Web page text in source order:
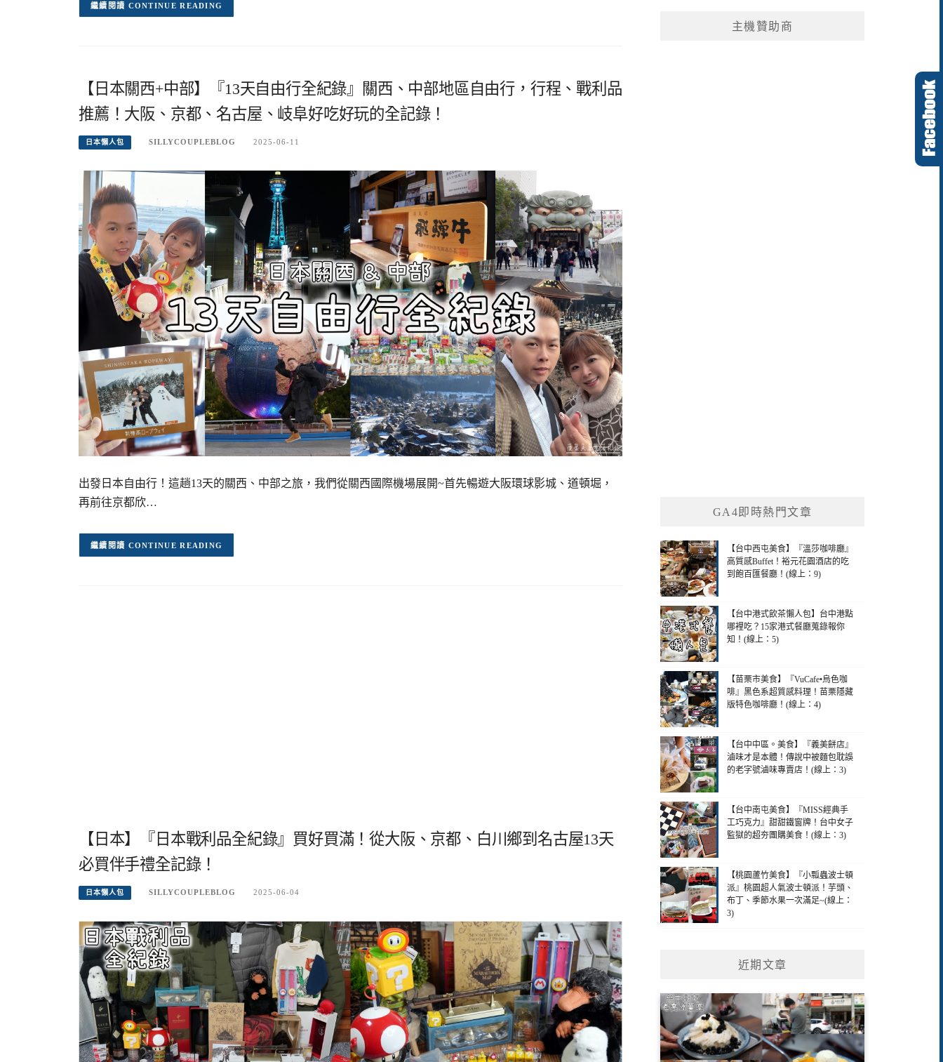
CONTINUE READING
【日本關西+中部】『13天自由行全紀錄』關西、中部地區自由行，行程、戰利品
推薦！大阪、京都、名古屋、岐阜好吃好玩的全記錄！
日本懶人包 SILLYCOUPLEBLOG 2025-06-11
出發日本自由行！這趟13天的關西、中部之旅，我們從關西國際機場展開~首先暢遊大阪環球影城、道頓堀，
再前往京都欣…
CONTINUE READING
【日本】『日本戰利品全紀錄』買好買滿！從大阪、京都、白川鄉到名古屋13天
必買伴手禮全記錄！
日本懶人包 SILLYCOUPLEBLOG 2025-06-04
主機贊助商
GA4即時熱門文章
【台中西屯美食】『溫莎咖啡廳』
高質感Buffet！裕元花園酒店的吃
到飽百匯餐廳！(線上：9)
【台中港式飲茶懶人包】台中港點
哪裡吃？15家港式餐廳蒐錄報你
知！(線上：5)
【苗栗市美食】『VuCafe•烏色咖
啡』黑色系超質感料理！苗栗隱藏
版特色咖啡廳！(線上：4)
【台中中區。美食】『義美餅店』
滷味才是本體！傳說中被麵包耽誤
的老字號滷味專賣店！(線上：3)
【台中南屯美食】『MISS經典手
工巧克力』甜甜鐵窗牌！台中女子
監獄的超夯團購美食！(線上：3)
【桃園蘆竹美食】『小瓢蟲波士頓
派』桃園超人氣波士頓派！芋頭、
布丁、季節水果一次滿足~(線上：
3)
近期文章